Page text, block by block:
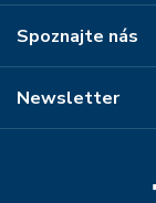
Spoznajte nás
Newsletter